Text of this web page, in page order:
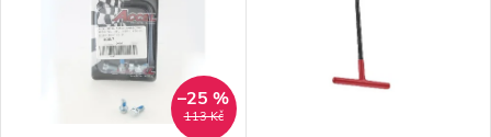
113 Kč
–25 %